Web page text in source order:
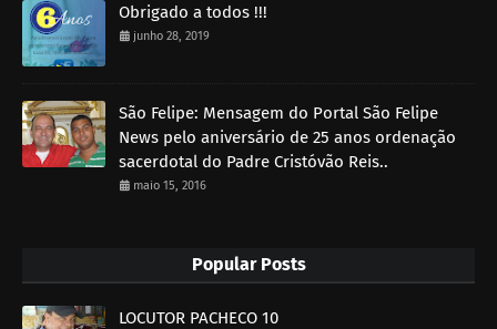
Obrigado a todos !!!
junho 28, 2019
São Felipe: Mensagem do Portal São Felipe
News pelo aniversário de 25 anos ordenação
sacerdotal do Padre Cristóvão Reis..
maio 15, 2016
Popular Posts
LOCUTOR PACHECO 10